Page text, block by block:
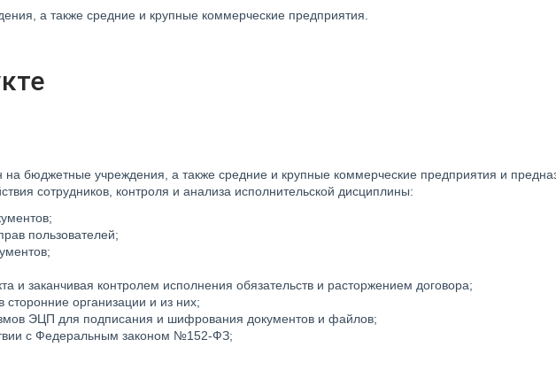
а также средние и крупные коммерческие предприятия.
бюджетные учреждения, а также средние и крупные коммерческие предприятия и
сотрудников, контроля и анализа исполнительской дисциплины:
пользователей;
и заканчивая контролем исполнения обязательств и расторжением договора;
сторонние организации и из них;
ЭЦП для подписания и шифрования документов и файлов;
с Федеральным законом №152-ФЗ;